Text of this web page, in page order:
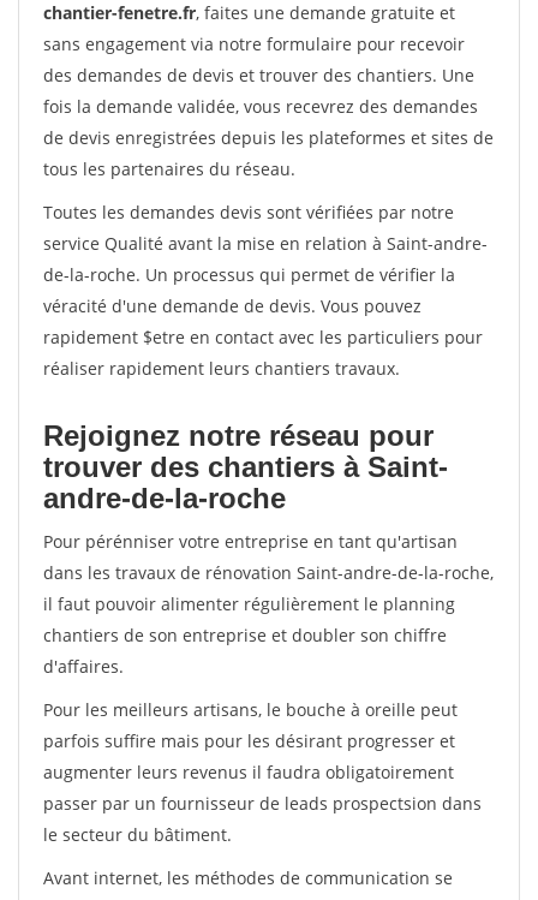
chantier-fenetre.fr, faites une demande gratuite et
sans engagement via notre formulaire pour recevoir
des demandes de devis et trouver des chantiers. Une
fois la demande validée, vous recevrez des demandes
de devis enregistrées depuis les plateformes et sites de
tous les partenaires du réseau.
Toutes les demandes devis sont vérifiées par notre
service Qualité avant la mise en relation à Saint-andre-
de-la-roche. Un processus qui permet de vérifier la
véracité d'une demande de devis. Vous pouvez
rapidement $etre en contact avec les particuliers pour
réaliser rapidement leurs chantiers travaux.
Rejoignez notre réseau pour
trouver des chantiers à Saint-
andre-de-la-roche
Pour pérénniser votre entreprise en tant qu'artisan
dans les travaux de rénovation Saint-andre-de-la-roche,
il faut pouvoir alimenter régulièrement le planning
chantiers de son entreprise et doubler son chiffre
d'affaires.
Pour les meilleurs artisans, le bouche à oreille peut
parfois suffire mais pour les désirant progresser et
augmenter leurs revenus il faudra obligatoirement
passer par un fournisseur de leads prospectsion dans
le secteur du bâtiment.
Avant internet, les méthodes de communication se